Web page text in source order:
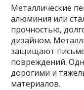
Металлические
алюминия или
прочностью,
дизайном.
защищают
повреждений.
дорогими и
материалов.